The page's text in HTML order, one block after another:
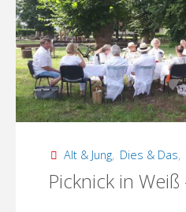
Sonntag
und
in
Alt & Jung, Dies & Das,
Picknick in Weiß